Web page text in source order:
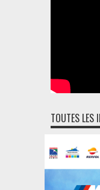
TOUTES LES